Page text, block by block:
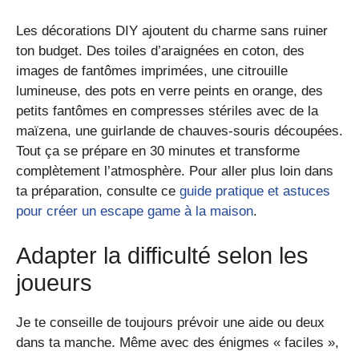
Les décorations DIY ajoutent du charme sans ruiner
ton budget. Des toiles d’araignées en coton, des
images de fantômes imprimées, une citrouille
lumineuse, des pots en verre peints en orange, des
petits fantômes en compresses stériles avec de la
maïzena, une guirlande de chauves-souris découpées.
Tout ça se prépare en 30 minutes et transforme
complètement l’atmosphère. Pour aller plus loin dans
ta préparation, consulte ce guide pratique et astuces
pour créer un escape game à la maison.
Adapter la difficulté selon les
joueurs
Je te conseille de toujours prévoir une aide ou deux
dans ta manche. Même avec des énigmes « faciles »,